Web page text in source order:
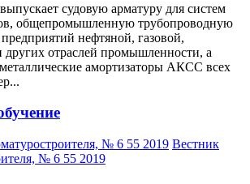
судовую арматуру для систем
общепромышленную трубопроводную
нефтяной, газовой,
других отраслей промышленности, а
амортизаторы АКСС всех
Вестник
№ 6 55 2019